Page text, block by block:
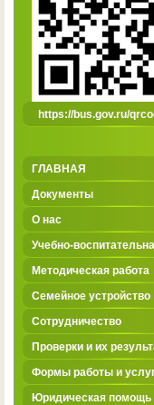
https://bus.gov.ru/
ГЛАВНАЯ
Документы
О нас
Учебно-
Методическая работа
Семейное устройство
Сотрудничество
Проверки и их
Формы работы и
Юридическая помощь